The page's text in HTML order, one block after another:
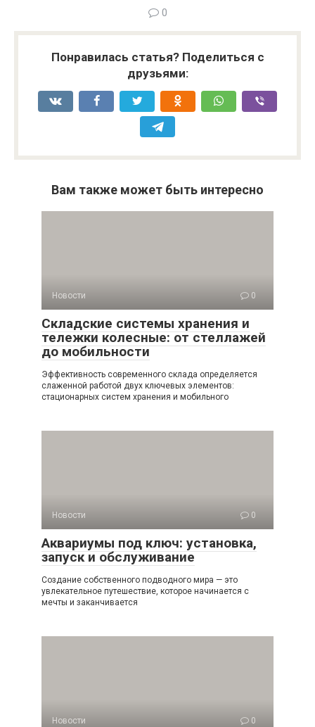
0
Понравилась статья? Поделиться с
друзьями:
Вам также может быть интересно
Новости 0
Складские системы хранения и
тележки колесные: от стеллажей
до мобильности
Эффективность современного склада определяется
слаженной работой двух ключевых элементов:
стационарных систем хранения и мобильного
Новости 0
Аквариумы под ключ: установка,
запуск и обслуживание
Создание собственного подводного мира — это
увлекательное путешествие, которое начинается с
мечты и заканчивается
Новости 0